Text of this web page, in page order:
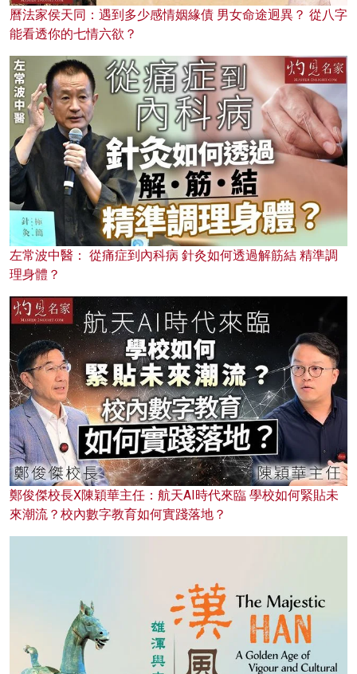
曆法家侯天同：遇到多少感情姻緣債 男女命途迥異？ 從八字
能看透你的七情六欲？
左常波中醫： 從痛症到內科病 針灸如何透過解筋結 精準調
理身體？
鄭俊傑校長X陳穎華主任：航天AI時代來臨 學校如何緊貼未
來潮流？校內數字教育如何實踐落地？